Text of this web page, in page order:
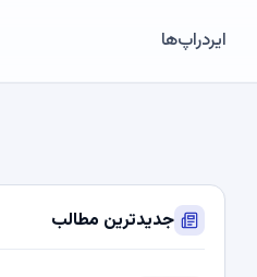
ایردراپ‌ها
جدیدترین مطالب